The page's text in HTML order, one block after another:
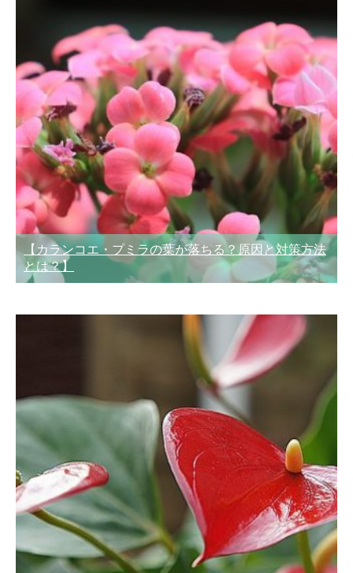
【カランコエ・プミラの葉が落ちる？原因と対策方法
とは？】